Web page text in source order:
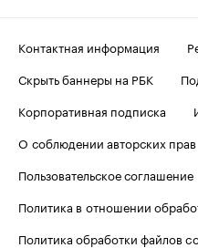
Контактная информация
Скрыть баннеры на РБК
Корпоративная подписка
О соблюдении авторских прав
Пользовательское соглашение
Политика в отношении
Политика обработки файлов